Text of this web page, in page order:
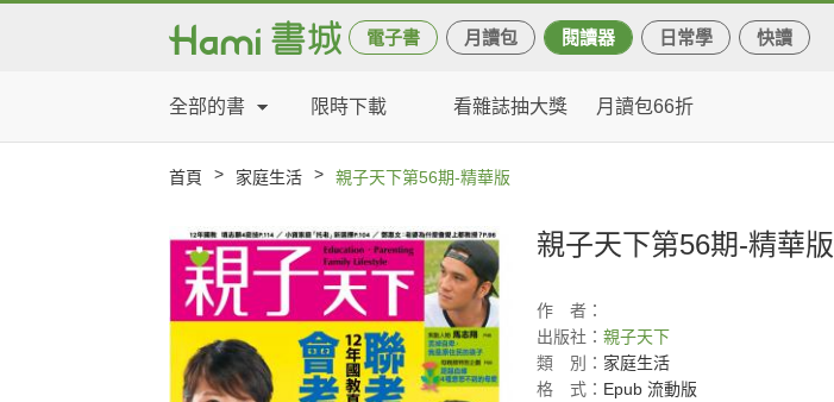
電子書 月讀包 閱讀器 日常學 快讀
全部的書 限時下載 看雜誌抽大獎 月讀包66折
首頁 > 家庭生活 > 親子天下第56期-精華版
親子天下第56期-精華版
作
者：
出版社： 親子天下
類
別： 家庭生活
格
式： Epub 流動版